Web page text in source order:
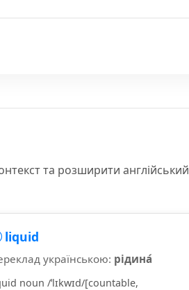
та розширити англійський
liquid
українською: рідина́
noun /ˈlɪkwɪd/[countable,